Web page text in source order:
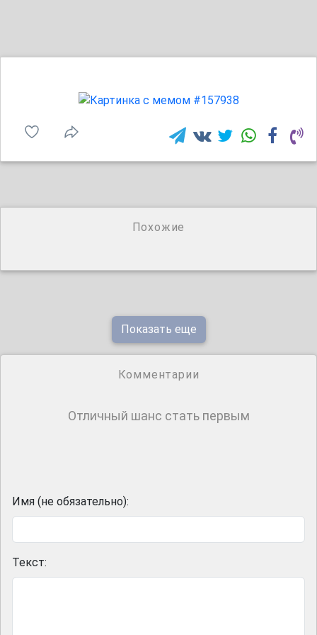
Похожие
Показать еще
Комментарии
Отличный шанс стать первым
Имя (не обязательно):
Текст: